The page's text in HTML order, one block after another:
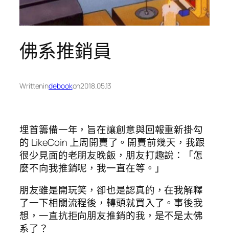
佛系推銷員
Writtenindebookon2018.05.13
埋首籌備一年，旨在讓創意與回報重新掛勾
的 LikeCoin 上周開賣了。開賣前幾天，我跟
很少見面的老朋友晚飯，朋友打趣說：「怎
麼不向我推銷呢，我一直在等。」
朋友雖是開玩笑，卻也是認真的，在我解釋
了一下相關流程後，轉頭就買入了。事後我
想，一直抗拒向朋友推銷的我，是不是太佛
系了？